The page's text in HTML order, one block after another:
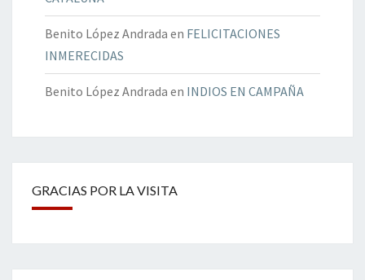
Benito López Andrada en FELICITACIONES
INMERECIDAS
Benito López Andrada en INDIOS EN CAMPAÑA
GRACIAS POR LA VISITA